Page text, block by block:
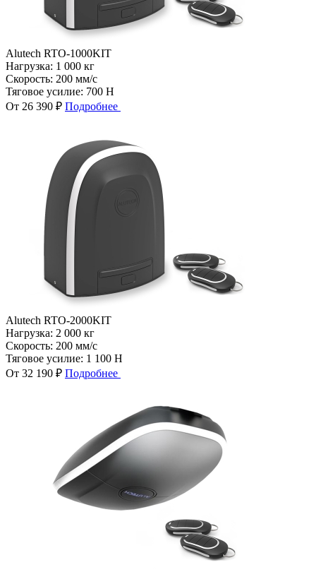
Alutech RTO-1000KIT
Нагрузка: 1 000 кг
Скорость: 200 мм/с
Тяговое усилие: 700 Н
От 26 390 ₽ Подробнее
Alutech RTO-2000KIT
Нагрузка: 2 000 кг
Скорость: 200 мм/с
Тяговое усилие: 1 100 Н
От 32 190 ₽ Подробнее